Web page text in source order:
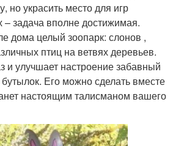
но украсить место для игр
задача вполне достижимая.
дома целый зоопарк: слонов ,
птиц на ветвях деревьев.
и улучшает настроение забавный
Его можно сделать вместе
настоящим талисманом вашего